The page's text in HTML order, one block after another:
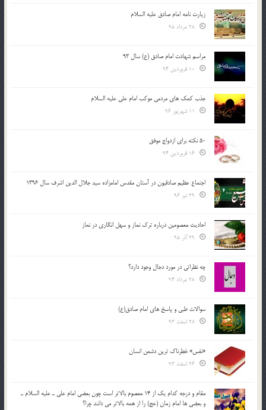
زیارت نامه امام صادق علیه السلام
مراسم شهادت امام صادق (ع) سال 93
جذب کمک های مردمی موکب امام علی علیه السلام
50 نکته برای ازدواج موفق
اجتماع عظیم صادقیون در آستان مقدس امامزاده سید جلال الدین اشرف سال 1396
احادیث معصومین درباره ترک نماز و سهل انگاری در نماز
چه نظراتی در مورد دجال وجود دارد؟
سوالات طبی و پاسخ های امام صادق(ع)
«نفس» خطرناک ترین دشمن انسان
مقام و درجه كدام يك از 14 معصوم بالاتر است چون بعضي امام علي ـ عليه السلام ـ
و بعضي ها امام زمان (عج) را از همه بالاتر مي دانند چرا؟